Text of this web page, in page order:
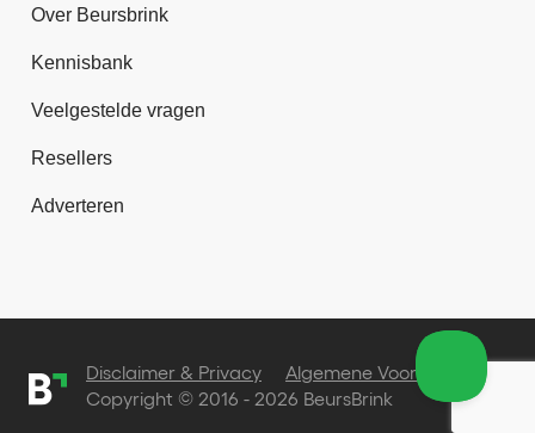
Over Beursbrink
Kennisbank
Veelgestelde vragen
Resellers
Adverteren
Copyright © 2016 - 2026 BeursBrink
Disclaimer & Privacy Algemene Voorwaarden